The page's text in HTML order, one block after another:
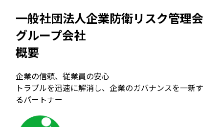
一般社団法人企業防衛リスク管理会
グループ会社
概要
企業の信頼、従業員の安心
トラブルを迅速に解消し、企業のガバナンスを一新す
るパートナー